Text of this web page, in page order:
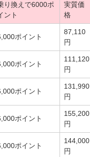
り換えで6000ポ
ント
実質価
格
ポイント
87,110
円
ポイント
111,120
円
ポイント
131,990
円
ポイント
155,200
円
ポイント
144,000
円